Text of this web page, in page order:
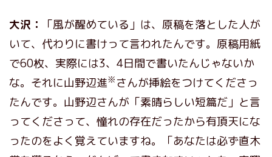
大沢：
「風が醒めている」は、原稿を落とした人が
いて、代わりに書けって言われたんです。原稿用紙
で60枚、実際には3、4日間で書いたんじゃないか
な。それに山野辺進※ さんが挿絵をつけてくださっ
たんです。山野辺さんが「素晴らしい短篇だ」と言
ってくださって、憧れの存在だったから有頂天にな
ったのをよく覚えていますね。「あなたは必ず直木